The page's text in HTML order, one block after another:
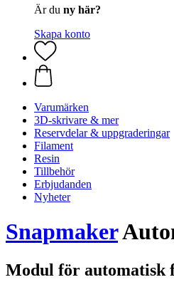
Är du ny här?
Skapa konto
Varumärken
3D-skrivare & mer
Reservdelar & uppgraderingar
Filament
Resin
Tillbehör
Erbjudanden
Nyheter
Snapmaker
Modul för automatisk